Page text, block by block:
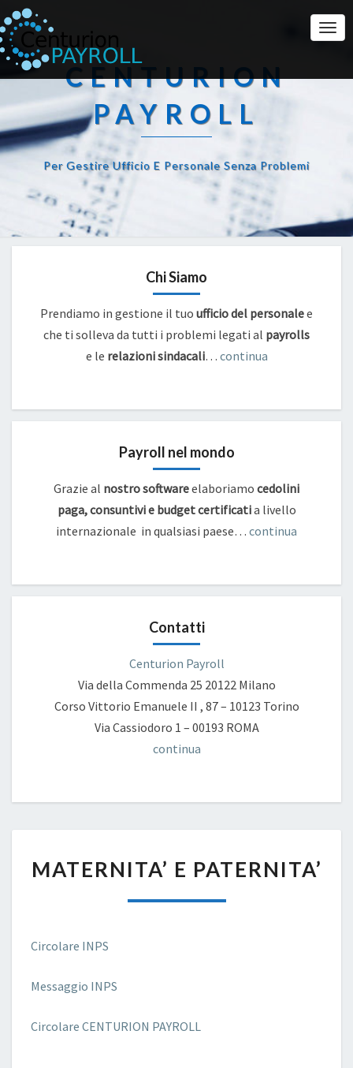
CENTURION
PAYROLL
Per Gestire Ufficio E Personale Senza Problemi
Chi Siamo
Prendiamo in gestione il tuo ufficio del personalee
che ti solleva da tutti i problemi legati al payrolls
e le relazioni sindacali… continua
Payroll nel mondo
Grazie al nostro softwareelaboriamo cedolini
paga, consuntivi e budget certificatia livello
internazionale in qualsiasi paese… continua
Contatti
Centurion Payroll
Via della Commenda 25 20122 Milano
Corso Vittorio Emanuele II , 87 – 10123 Torino
Via Cassiodoro 1 – 00193 ROMA
continua
E
MATERNITA’ E PATERNITA’
Circolare INPS
Messaggio INPS
Circolare CENTURION PAYROLL